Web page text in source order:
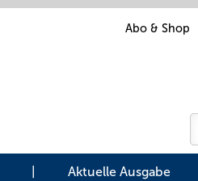
Abo & Shop
Aktuelle Ausgabe